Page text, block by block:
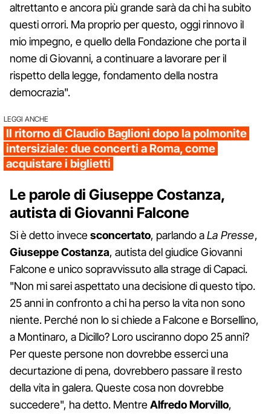
altrettanto e ancora più grande sarà da chi ha subito
questi orrori. Ma proprio per questo, oggi rinnovo il
mio impegno, e quello della Fondazione che porta il
nome di Giovanni, a continuare a lavorare per il
rispetto della legge, fondamento della nostra
democrazia".
LEGGI ANCHE
Il ritorno di Claudio Baglioni dopo la polmonite
intersiziale: due concerti a Roma, come
acquistare i biglietti
Le parole di Giuseppe Costanza,
autista di Giovanni Falcone
Si è detto invecesconcertato, parlando aLa Presse,
GiuseppeCostanza, autista del giudice Giovanni
Falcone e unico sopravvissuto alla strage di Capaci.
"Non mi sarei aspettato una decisione di questo tipo.
25 anni in confronto a chi ha perso la vita non sono
niente. Perché non lo si chiede a Falcone e Borsellino,
a Montinaro, a Dicillo? Loro usciranno dopo 25 anni?
Per queste persone non dovrebbe esserci una
decurtazione di pena, dovrebbero passare il resto
della vita in galera. Queste cosa non dovrebbe
succedere", ha detto. MentreAlfredoMorvillo,